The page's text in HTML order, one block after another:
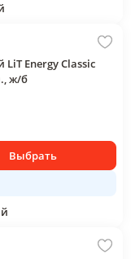
LiT Energy Classic
ж/б
Выбрать